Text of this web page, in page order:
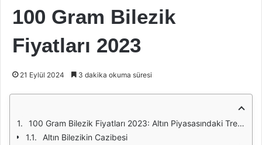
100 Gram Bilezik
Fiyatları 2023
21 Eylül 2024 3 dakika okuma süresi
100 Gram Bilezik Fiyatları 2023: Altın Piyasasındaki Trendler
Altın Bilezikin Cazibesi